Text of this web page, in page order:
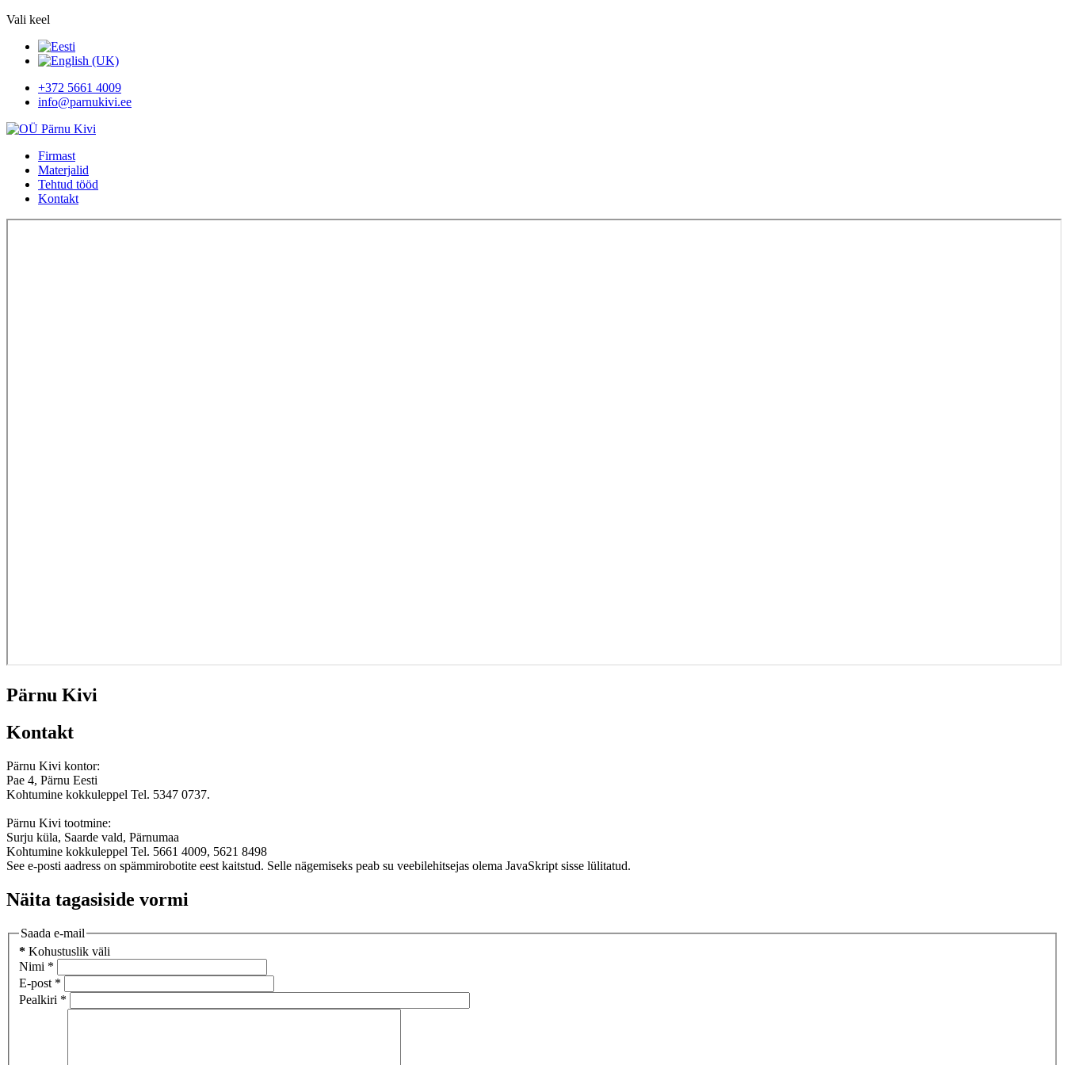
Vali keel
+372 5661 4009
info@parnukivi.ee
Firmast
Materjalid
Tehtud tööd
Kontakt
Pärnu Kivi
Kontakt
Pärnu Kivi kontor:
Pae 4, Pärnu Eesti
Kohtumine kokkuleppel Tel. 5347 0737.
Pärnu Kivi tootmine:
Surju küla, Saarde vald, Pärnumaa
Kohtumine kokkuleppel Tel. 5661 4009, 5621 8498
See e-posti aadress on spämmirobotite eest kaitstud. Selle nägemiseks peab su veebilehitsejas olema JavaSkript sisse lülitatud.
Näita tagasiside vormi
Saada e-mail
* Kohustuslik väli
Nimi *
E-post *
Pealkiri *